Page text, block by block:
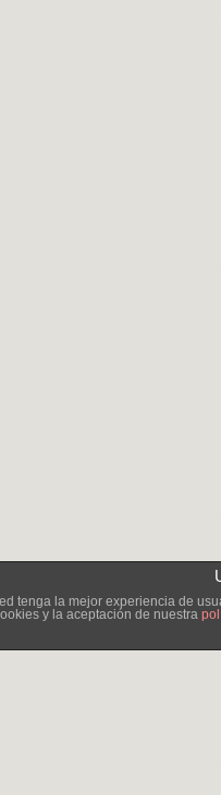
tenga la mejor experiencia de
y la aceptación de nuestra